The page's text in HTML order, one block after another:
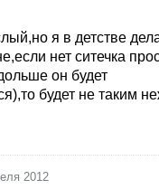
я в детстве
нет ситечка
он будет
будет не таким
2012